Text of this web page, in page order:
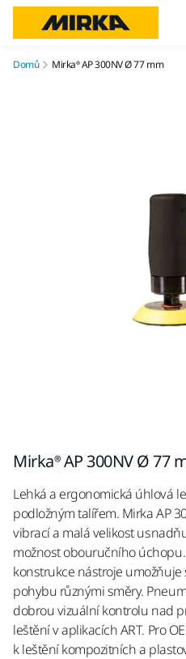
Domů Mirka® AP 300NV Ø 77 mm
Mirka® AP 300NV Ø 77
Lehká a ergonomická úhlová
podložným talířem. Mirka AP
vibrací a malá velikost
možnost obouručního
konstrukce nástroje
pohybu různými směry.
dobrou vizuální kontrolu nad
leštění v aplikacích ART. Pro
k leštění kompozitních a